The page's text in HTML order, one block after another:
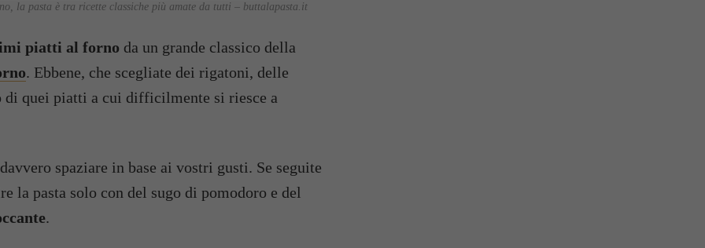
la pasta è tra ricette classiche più amate da tutti – buttalapasta.it
piatti al forno da un grande classico della
. Ebbene, che scegliate dei rigatoni, delle
di quei piatti a cui difficilmente si riesce a
spaziare in base ai vostri gusti. Se seguite
la pasta solo con del sugo di pomodoro e del
.